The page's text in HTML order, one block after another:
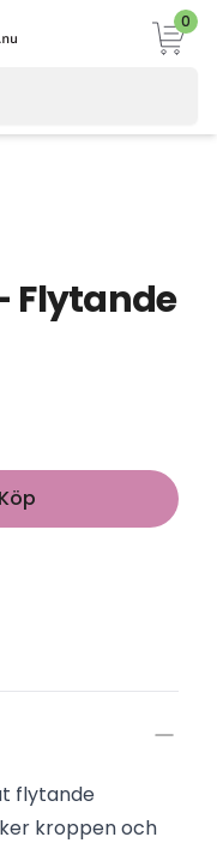
0
Flytande
Köp
flytande
kroppen och